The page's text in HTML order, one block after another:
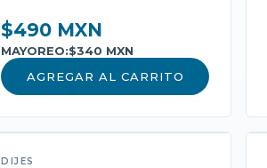
$490 MXN
MAYOREO:$340 MXN
AGREGAR AL CARRITO
DIJES